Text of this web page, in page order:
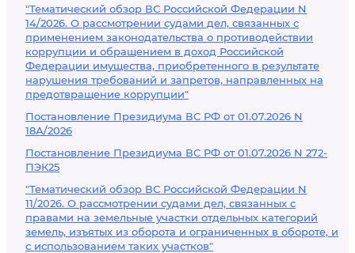
"Тематический обзор ВС Российской Федерации N
14/2026. О рассмотрении судами дел, связанных с
применением законодательства о противодействии
коррупции и обращением в доход Российской
Федерации имущества, приобретенного в результате
нарушения требований и запретов, направленных на
предотвращение коррупции"
Постановление Президиума ВС РФ от 01.07.2026 N
18А/2026
Постановление Президиума ВС РФ от 01.07.2026 N 272-
ПЭК25
"Тематический обзор ВС Российской Федерации N
11/2026. О рассмотрении судами дел, связанных с
правами на земельные участки отдельных категорий
земель, изъятых из оборота и ограниченных в обороте, и
с использованием таких участков"